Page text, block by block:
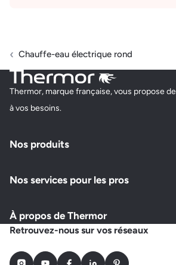
Chauffe-eau électrique rond
Thermor, marque française, vous propose
à vos besoins.
Nos produits
Nos services pour les pros
À propos de Thermor
Retrouvez-nous sur vos réseaux